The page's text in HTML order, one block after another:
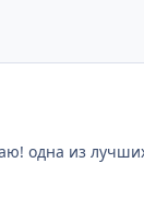
одна из